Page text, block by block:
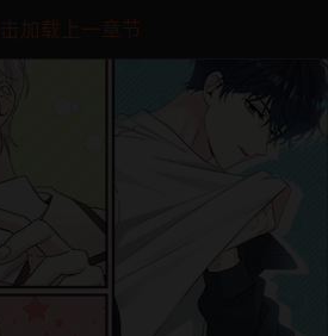
加载上一章节